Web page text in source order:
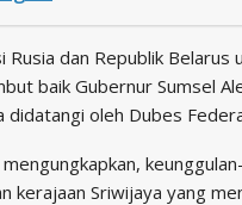
dan Republik
baik Gubernur Sumsel
oleh Dubes
kerajaan Sriwijaya yang